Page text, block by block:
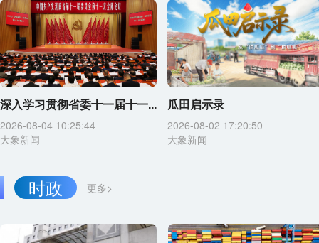
深入学习贯彻省委十一届十一...
2026-08-04 10:25:44
大象新闻
瓜田启示录
2026-08-02 17:20:50
大象新闻
更多>
时政